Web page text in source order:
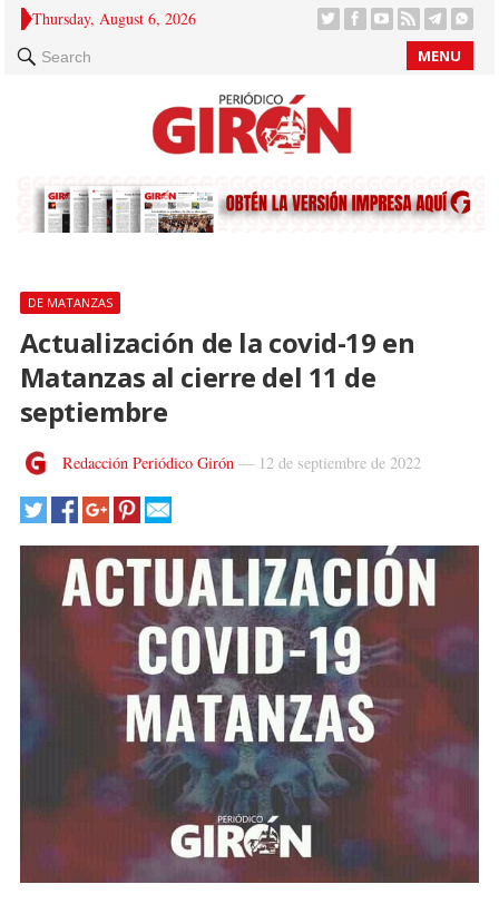
Thursday, August 6, 2026
Search MENU
DE MATANZAS
Actualización de la covid-19 en
Matanzas al cierre del 11 de
septiembre
Redacción Periódico Girón— 12 de septiembre de 2022